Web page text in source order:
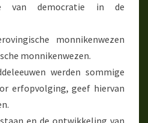
van democratie in de
monnikenwezen
monnikenwezen.
werden sommige
erfopvolging, geef hiervan
en de ontwikkeling van